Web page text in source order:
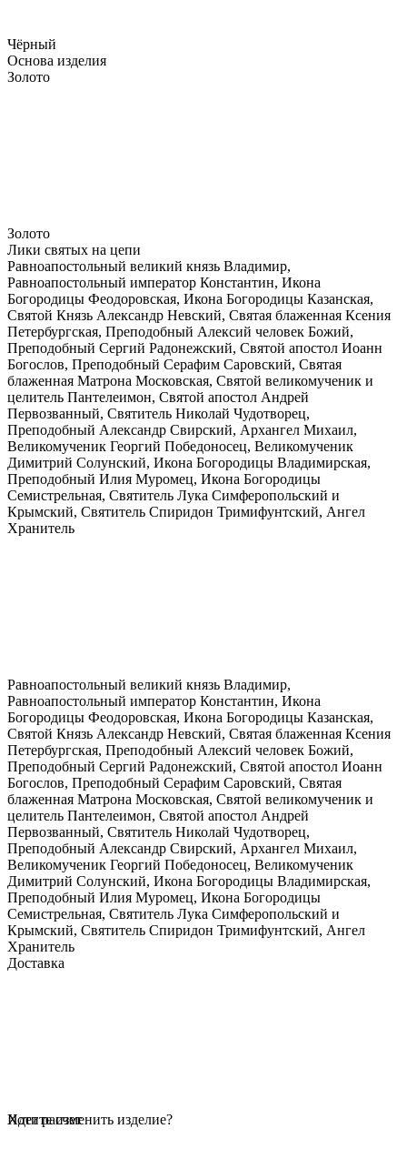
Чёрный
Основа изделия
Золото
Золото
Лики святых на цепи
Равноапостольный великий князь Владимир,
Равноапостольный император Константин, Икона
Богородицы Феодоровская, Икона Богородицы Казанская,
Святой Князь Александр Невский, Святая блаженная Ксения
Петербургская, Преподобный Алексий человек Божий,
Преподобный Сергий Радонежский, Святой апостол Иоанн
Богослов, Преподобный Серафим Саровский, Святая
блаженная Матрона Московская, Святой великомученик и
целитель Пантелеимон, Святой апостол Андрей
Первозванный, Святитель Николай Чудотворец,
Преподобный Александр Свирский, Архангел Михаил,
Великомученик Георгий Победоносец, Великомученик
Димитрий Солунский, Икона Богородицы Владимирская,
Преподобный Илия Муромец, Икона Богородицы
Семистрельная, Святитель Лука Симферопольский и
Крымский, Святитель Спиридон Тримифунтский, Ангел
Хранитель
Равноапостольный великий князь Владимир,
Равноапостольный император Константин, Икона
Богородицы Феодоровская, Икона Богородицы Казанская,
Святой Князь Александр Невский, Святая блаженная Ксения
Петербургская, Преподобный Алексий человек Божий,
Преподобный Сергий Радонежский, Святой апостол Иоанн
Богослов, Преподобный Серафим Саровский, Святая
блаженная Матрона Московская, Святой великомученик и
целитель Пантелеимон, Святой апостол Андрей
Первозванный, Святитель Николай Чудотворец,
Преподобный Александр Свирский, Архангел Михаил,
Великомученик Георгий Победоносец, Великомученик
Димитрий Солунский, Икона Богородицы Владимирская,
Преподобный Илия Муромец, Икона Богородицы
Семистрельная, Святитель Лука Симферопольский и
Крымский, Святитель Спиридон Тримифунтский, Ангел
Хранитель
Доставка
Идет расчет
Хотите изменить изделие?